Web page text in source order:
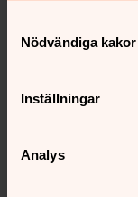
Nödvändiga kakor
Inställningar
Analys
0498- 22 27 12,
Othem-Boge